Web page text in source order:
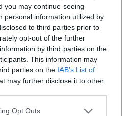
you may continue seeing
personal information utilized by
to third parties prior to
opt-out of the further
by third parties on the
This information may
parties on the IAB’s List of
may further disclose it to other
Opt Outs